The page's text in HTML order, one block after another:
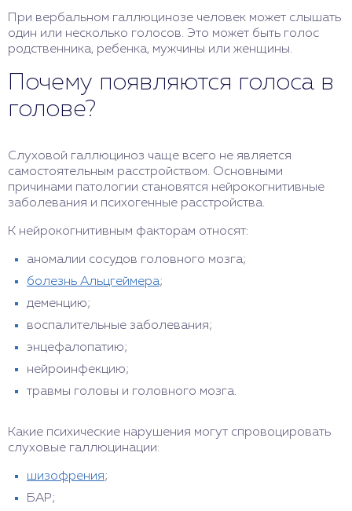
При вербальном галлюцинозе человек может слышать
один или несколько голосов. Это может быть голос
родственника, ребенка, мужчины или женщины.
Почему появляются голоса в
голове?
Слуховой галлюциноз чаще всего не является
самостоятельным расстройством. Основными
причинами патологии становятся нейрокогнитивные
заболевания и психогенные расстройства.
К нейрокогнитивным факторам относят:
аномалии сосудов головного мозга;
болезнь Альцгеймера;
деменцию;
воспалительные заболевания;
энцефалопатию;
нейроинфекцию;
травмы головы и головного мозга.
Какие психические нарушения могут спровоцировать
слуховые галлюцинации:
шизофрения;
БАР;